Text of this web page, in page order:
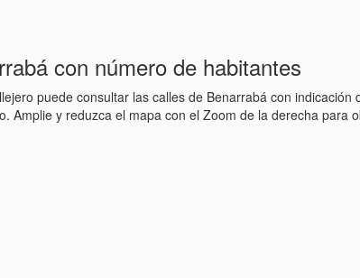
con número de habitantes
puede consultar las calles de Benarrabá con indicación
Amplie y reduzca el mapa con el Zoom de la derecha para